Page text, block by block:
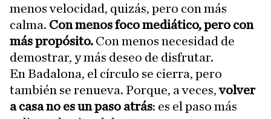
menos velocidad, quizás, pero con más
calma. Con menos foco mediático, pero con
más propósito. Con menos necesidad de
demostrar, y más deseo de disfrutar.
En Badalona, el círculo se cierra, pero
también se renueva. Porque, a veces,volver
a casa no es un paso atrás: es el paso más